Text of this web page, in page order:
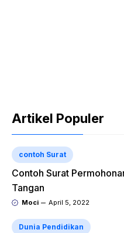
Artikel Populer
contoh Surat
Contoh Surat
Tangan
Moci April 5, 2022
Dunia Pendidikan